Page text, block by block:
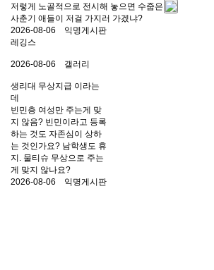
저렇게 노골적으로 전시해 놓으면 수줍은
사춘기 애들이 저걸 가지러 가겠냐?
2026-08-06 익명게시판
레깅스
2026-08-06 갤러리
생리대 무상지급 이라는
데
빈민층 여성만 주는게 맞
지 않음? 빈민이라고 등록
하는 것도 자존심이 상하
는 것인가요? 남학생도 휴
지. 물티슈 무상으로 주는
게 맞지 않나요?
2026-08-06 익명게시판